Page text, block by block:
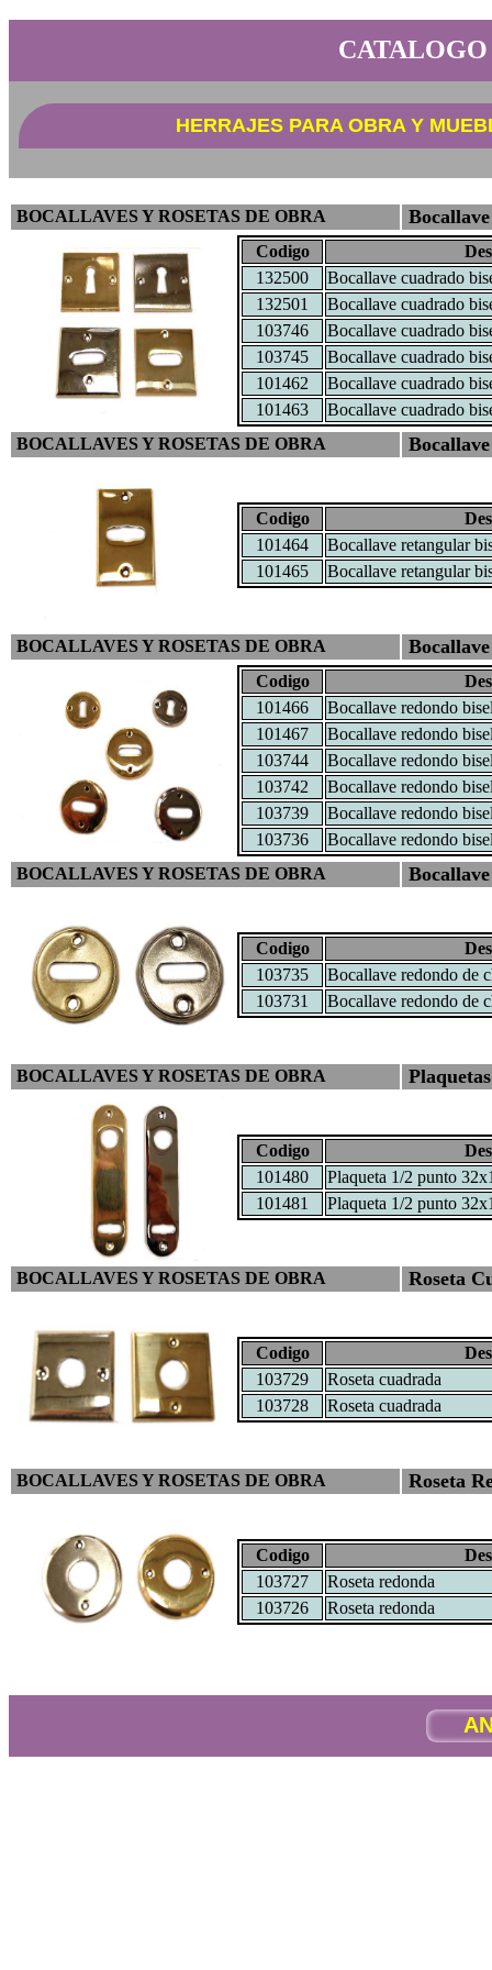
HERRAJES PARA OBRA Y
BOCALLAVES Y ROSETAS DE OBRA
Codigo
132500
Bocallave cuadrado
132501
Bocallave cuadrado
103746
Bocallave cuadrado
103745
Bocallave cuadrado
101462
Bocallave cuadrado
101463
Bocallave cuadrado
BOCALLAVES Y ROSETAS DE OBRA
Codigo
101464
Bocallave retangular
101465
Bocallave retangular
BOCALLAVES Y ROSETAS DE OBRA
Codigo
101466
Bocallave redondo
101467
Bocallave redondo
103744
Bocallave redondo
103742
Bocallave redondo
103739
Bocallave redondo
103736
Bocallave redondo
BOCALLAVES Y ROSETAS DE OBRA
Codigo
103735
Bocallave redondo de
103731
Bocallave redondo de
BOCALLAVES Y ROSETAS DE OBRA
Codigo
101480
Plaqueta 1/2 punto
101481
Plaqueta 1/2 punto
BOCALLAVES Y ROSETAS DE OBRA Roseta
Codigo
103729
Roseta cuadrada
103728
Roseta cuadrada
BOCALLAVES Y ROSETAS DE OBRA Roseta
Codigo
103727
Roseta redonda
103726
Roseta redonda